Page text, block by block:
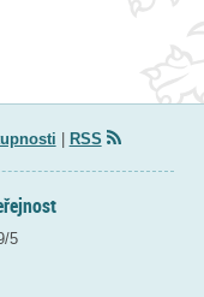
RSS
5